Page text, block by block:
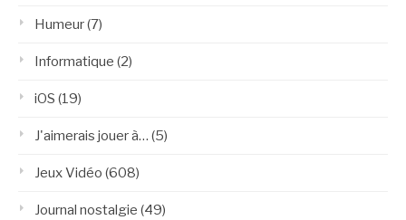
Humeur(7)
Informatique (2)
iOS (19)
J'aimerais jouer à… (5)
Jeux Vidéo (608)
Journal nostalgie (49)